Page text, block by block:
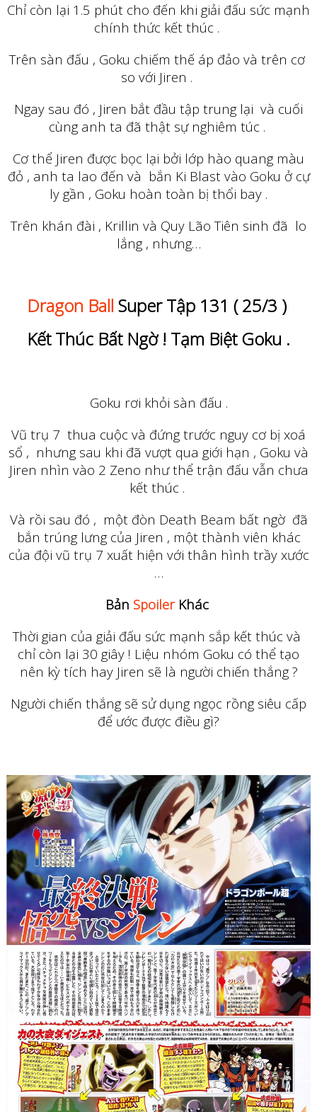
Chỉ còn lại 1.5 phút cho đến khi giải đấu sức mạnh
chính thức kết thúc .
Trên sàn đấu , Goku chiếm thế áp đảo và trên cơ
so với Jiren .
Ngay sau đó , Jiren bắt đầu tập trung lại và cuối
cùng anh ta đã thật sự nghiêm túc .
Cơ thể Jiren được bọc lại bởi lớp hào quang màu
đỏ , anh ta lao đến và bắn Ki Blast vào Goku ở cự
ly gần , Goku hoàn toàn bị thổi bay .
Trên khán đài , Krillin và Quy Lão Tiên sinh đã lo
lắng , nhưng…
Dragon Ball Super Tập 131 ( 25/3 )
Kết Thúc Bất Ngờ ! Tạm Biệt Goku .
Goku rơi khỏi sàn đấu .
Vũ trụ 7 thua cuộc và đứng trước nguy cơ bị xoá
sổ , nhưng sau khi đã vượt qua giới hạn , Goku và
Jiren nhìn vào 2 Zeno như thể trận đấu vẫn chưa
kết thúc .
Và rồi sau đó , một đòn Death Beam bất ngờ đã
bắn trúng lưng của Jiren , một thành viên khác
của đội vũ trụ 7 xuất hiện với thân hình trầy xước
…
Bản SpoilerKhác
Thời gian của giải đấu sức mạnh sắp kết thúc và
chỉ còn lại 30 giây ! Liệu nhóm Goku có thể tạo
nên kỳ tích hay Jiren sẽ là người chiến thắng ?
Người chiến thắng sẽ sử dụng ngọc rồng siêu cấp
để ước được điều gì?